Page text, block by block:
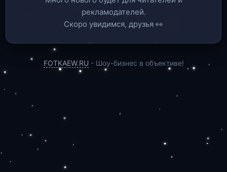
рекламодателей.
Скоро увидимся, друзья 👀
FOTKAEW.RU - Шоу-бизнес в объективе!